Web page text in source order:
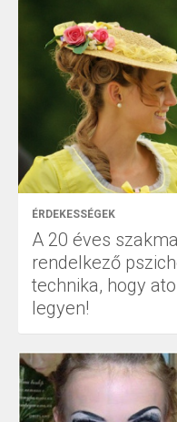
ÉRDEKESSÉGEK
A 20 éves
rendelkező
technika, hogy
legyen!